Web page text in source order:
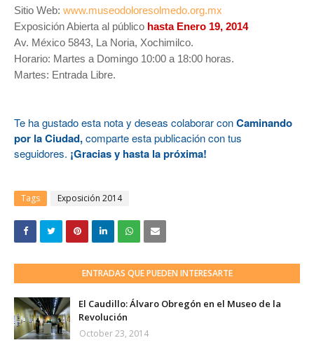
Sitio Web: www.museodoloresolmedo.org.mx
Exposición Abierta al público hasta Enero 19, 2014
Av. México 5843, La Noria, Xochimilco.
Horario: Martes a Domingo 10:00 a 18:00 horas.
Martes: Entrada Libre.
Te ha gustado esta nota y deseas colaborar conCaminando
por la Ciudad,comparte esta publicación con tus
seguidores. ¡Gracias y hasta la próxima!
Tags Exposición 2014
ENTRADAS QUE PUEDEN INTERESARTE
El Caudillo: Álvaro Obregón en el Museo de la
Revolución
October 23, 2014